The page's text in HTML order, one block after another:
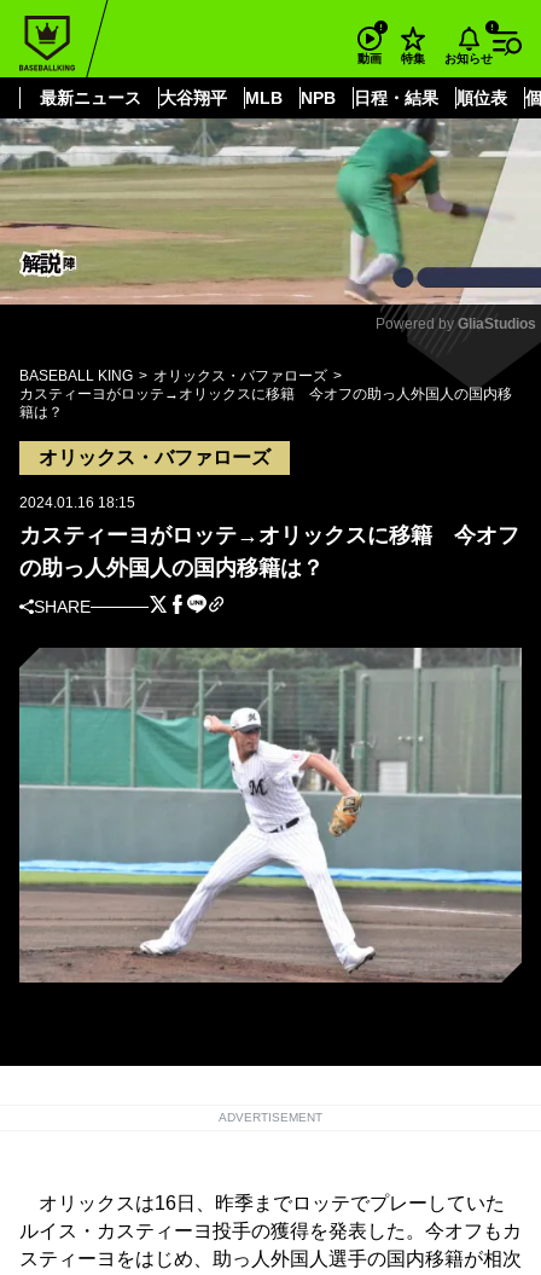
動画 特集 お知らせ
最新ニュース 大谷翔平 MLB NPB 日程・結果 順位表
もっと見る
Mute
Powered by GliaStudios
BASEBALL KING
オリックス・バファローズ
カスティーヨがロッテ→オリックスに移籍 今オフの助っ人外国人の国内移
籍は？
オリックス・バファローズ
2024.01.16 18:15
カスティーヨがロッテ→オリックスに移籍 今オフ
の助っ人外国人の国内移籍は？
SHARE
ADVERTISEMENT
オリックスは16日、昨季までロッテでプレーしていた
ルイス・カスティーヨ投手の獲得を発表した。今オフもカ
スティーヨをはじめ、助っ人外国人選手の国内移籍が相次